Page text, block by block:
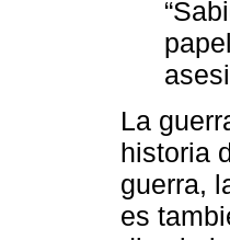
La
historia
guerra,
es